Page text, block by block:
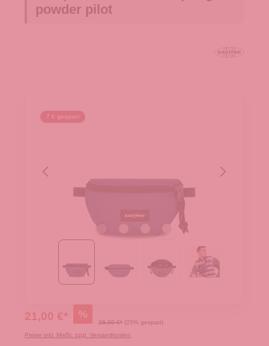
powder pilot
7 € gespart
21,00 €* %
28,00 €* (25% gespart)
Preise inkl. MwSt. zzgl. Versandkosten